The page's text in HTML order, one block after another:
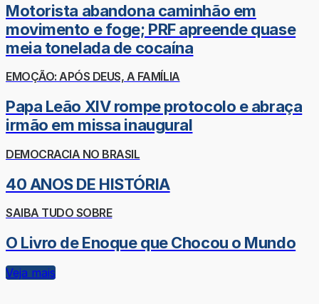
Motorista abandona caminhão em
movimento e foge; PRF apreende quase
meia tonelada de cocaína
EMOÇÃO: APÓS DEUS, A FAMÍLIA
Papa Leão XIV rompe protocolo e abraça
irmão em missa inaugural
DEMOCRACIA NO BRASIL
40 ANOS DE HISTÓRIA
SAIBA TUDO SOBRE
O Livro de Enoque que Chocou o Mundo
Veja mais